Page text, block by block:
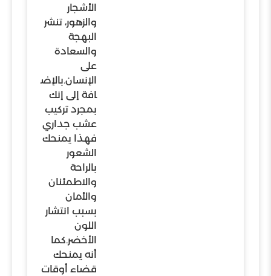
الأشجار
والزهور، تنشر
البهجة
والسعادة
على
الإنسان.بالإض
افة إلى إنك
بمجرد تركيب
عشب جداري
فهذا يمنحك
الشعور
بالراحة
والاطمئنان
والأمان
بسبب انتشار
اللون
الأخضر.كما
أنه يمنحك
قضاء أوقات